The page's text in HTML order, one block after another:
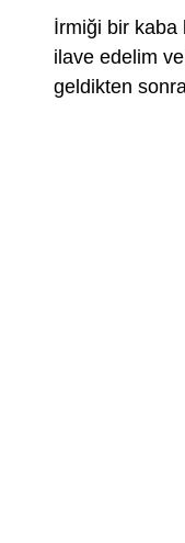
İrmiği bir kaba
ilave edelim ve
geldikten